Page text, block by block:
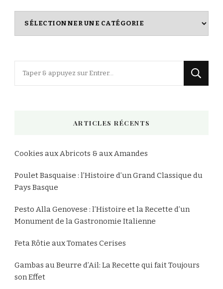
Index
ARTICLES RÉCENTS
Cookies aux Abricots & aux Amandes
Poulet Basquaise : l’Histoire d’un Grand Classique du
Pays Basque
Pesto Alla Genovese : l’Histoire et la Recette d’un
Monument de la Gastronomie Italienne
Feta Rôtie aux Tomates Cerises
Gambas au Beurre d’Ail: La Recette qui fait Toujours
son Effet